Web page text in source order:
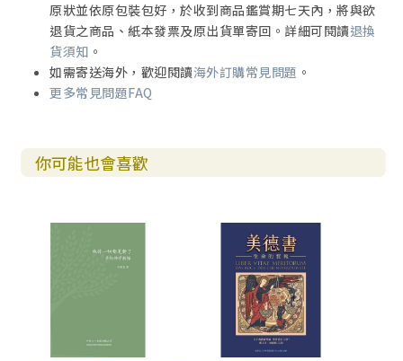
這種思考必須以某種世俗化與後世俗化為前題，世俗化
指宗教與政治公共世界相脫離，社會文化經驗一種解魅的理
性化過程，政治領域進入一種所謂中立姿態；後世俗化則意
指宗教回歸，宗教以嶄新的方式重臨俗世社會，社會文化經
驗著一種再魅的狀態。世俗化與後世俗化並非兩種彼此矛盾
供了重要前題，後世俗姿態乃是世俗化的必然結果。在兩者
彼此相互證成的前題下，政治神學的問題域將會是現代政治
聖化（政治神學論題）。依此，政治在解魅時正好重新再
魅，現代政治權力主體在走向解除神學化時正好重新再神學
化。現代政治權力不能僅僅被理解為一種無神的權力，它實
則上是一種偽神聖權力，這種無須以神聖為其奠基的神聖權
故此，政治神學一方面是指政治與神學相互解除時又相
原狀並依原包裝包好，於收到商品鑑賞期七天內，將與欲
退貨之商品、紙本發票及原出貨單寄回。詳細可閱讀退換
貨須知 。
如需寄送海外，歡迎閱讀海外訂購常見問題 。
更多常見問題FAQ
你可能也會喜歡